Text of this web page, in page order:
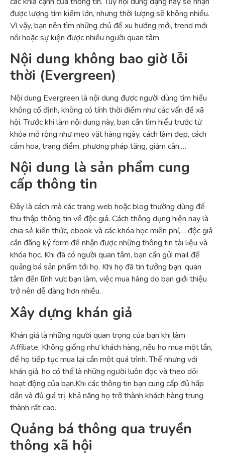
được lượng tìm kiếm lớn, nhưng thời lượng sẽ không nhiều.
Vì vậy, bạn nên tìm những chủ đề xu hướng mới, trend mới
nổi hoặc sự kiện được nhiều người quan tâm.
Nội dung không bao giờ lỗi
thời (Evergreen)
Nội dung Evergreen là nội dung được người dùng tìm hiểu
không cố định, không có tính thời điểm như các vấn đề xã
hội. Trước khi làm nội dung này, bạn cần tìm hiểu trước từ
khóa mở rộng như mẹo vặt hàng ngày, cách làm đẹp, cách
cắm hoa, trang điểm, phương pháp tăng, giảm cân,…
Nội dung là sản phẩm cung
cấp thông tin
Đây là cách mà các trang web hoặc blog thường dùng để
thu thập thông tin về độc giả. Cách thông dụng hiện nay là
chia sẻ kiến thức, ebook và các khóa học miễn phí,… độc giả
cần đăng ký form để nhận được những thông tin tài liệu và
khóa học. Khi đã có người quan tâm, bạn cần gửi mail để
quảng bá sản phẩm tới họ. Khi họ đã tin tưởng bạn, quan
tâm đến lĩnh vực bạn làm, việc mua hàng do bạn giới thiệu
trở nên dễ dàng hơn nhiều.
Xây dựng khán giả
Khán giả là những người quan trọng của bạn khi làm
Affiliate. Không giống như khách hàng, nếu họ mua một lần,
để họ tiếp tục mua lại cần một quá trình. Thế nhưng với
khán giả, họ có thể là những người luôn đọc và theo dõi
hoạt động của bạn.Khi các thông tin bạn cung cấp đủ hấp
dẫn và đủ giá trị, khả năng họ trở thành khách hàng trung
thành rất cao.
Quảng bá thông qua truyền
thông xã hội